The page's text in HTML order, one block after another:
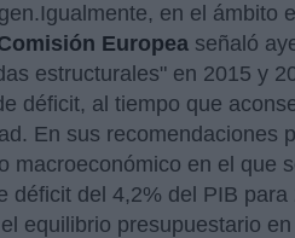
en el ámbito
Europea señaló
estructurales" en 2015 y
déficit, al tiempo que
En sus recomendaciones
macroeconómico en el que
déficit del 4,2% del PIB
equilibrio presupuestario